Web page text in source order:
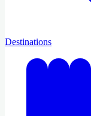
Destinations